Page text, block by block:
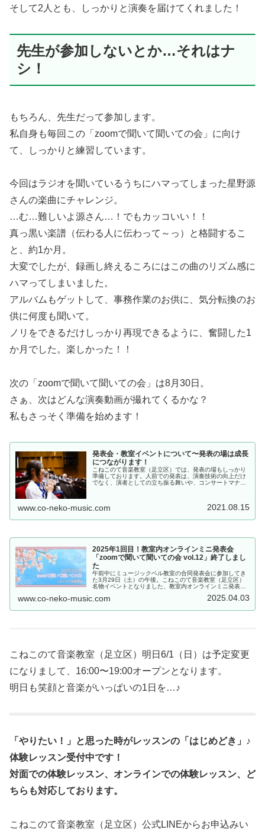
そして2人とも、しっかりと演奏を届けてくれました！
先生が参加しないとか…それはナ
シ！
もちろん、先生だって参加します。
私自身も毎回この「zoomで聞いて聞いての会」に向け
て、しっかりと練習しています。
今回はラジオを聞いているうちにハマってしまった星野源
さんの楽曲にチャレンジ。
…む…難しいよ源さん…！でもカッコいい！！
真っ黒い楽譜（伝わる人に伝わって～っ）と格闘するこ
と、約1か月。
大変でしたが、録画し終えるころにはこの曲のリズム感に
ハマってしまいました。
アルバムもゲットして、事務作業のお供に、気分転換のお
供に何度も聞いて。
ノリをできるだけしっかり再現できるように、奮闘した1
か月でした。楽しかった！！
次の「zoomで聞いて聞いての会」は8月30日。
さぁ、次はどんな演奏動画が撮れてくるかな？
私もさっそく準備を始めます！
発表会・教室イベントについて〜発表の場は成長
につながります！
こねこのて音楽教室（足立区）では、発表の場もしっかり
準備しております。人前での発表は、演奏技術の向上だけ
でなく、演者としての立ち振る舞いや、コンサートマナー
www.co-neko-music.com 2021.08.15
2025年1回目！教室内オンラインミニ発表会
「zoomで聞いて聞いての会 vol.12」終了しまし
た
午前中にミュージックベル教室の合同発表会に参加してき
た3月29日（土）の午後。こねこのて音楽教室（足立区）
名物イベントとなりました、教室内オンラインミニ発表会
目、かな？教室のみんなの様...
www.co-neko-music.com 2025.04.03
こねこのて音楽教室（足立区）明日6/1（日）は予定変更
になりまして、16:00〜19:00オープンとなります。
明日も笑顔と音楽がいっぱいの1日を…♪
「やりたい！」と思った時がレッスンの「はじめどき」♪
体験レッスン受付中です！
対面での体験レッスン、オンラインでの体験レッスン、ど
ちらも対応しております。
こねこのて音楽教室（足立区）公式LINEからお申込みい